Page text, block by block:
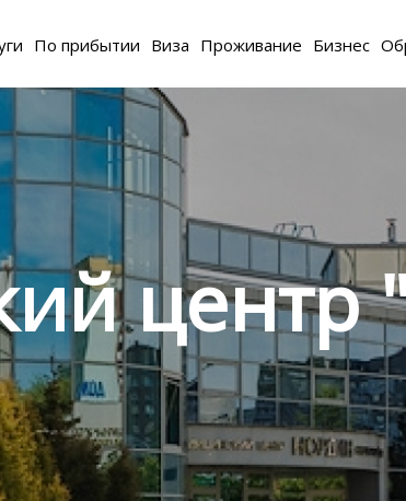
По прибытии Виза Проживание Бизнес
центр